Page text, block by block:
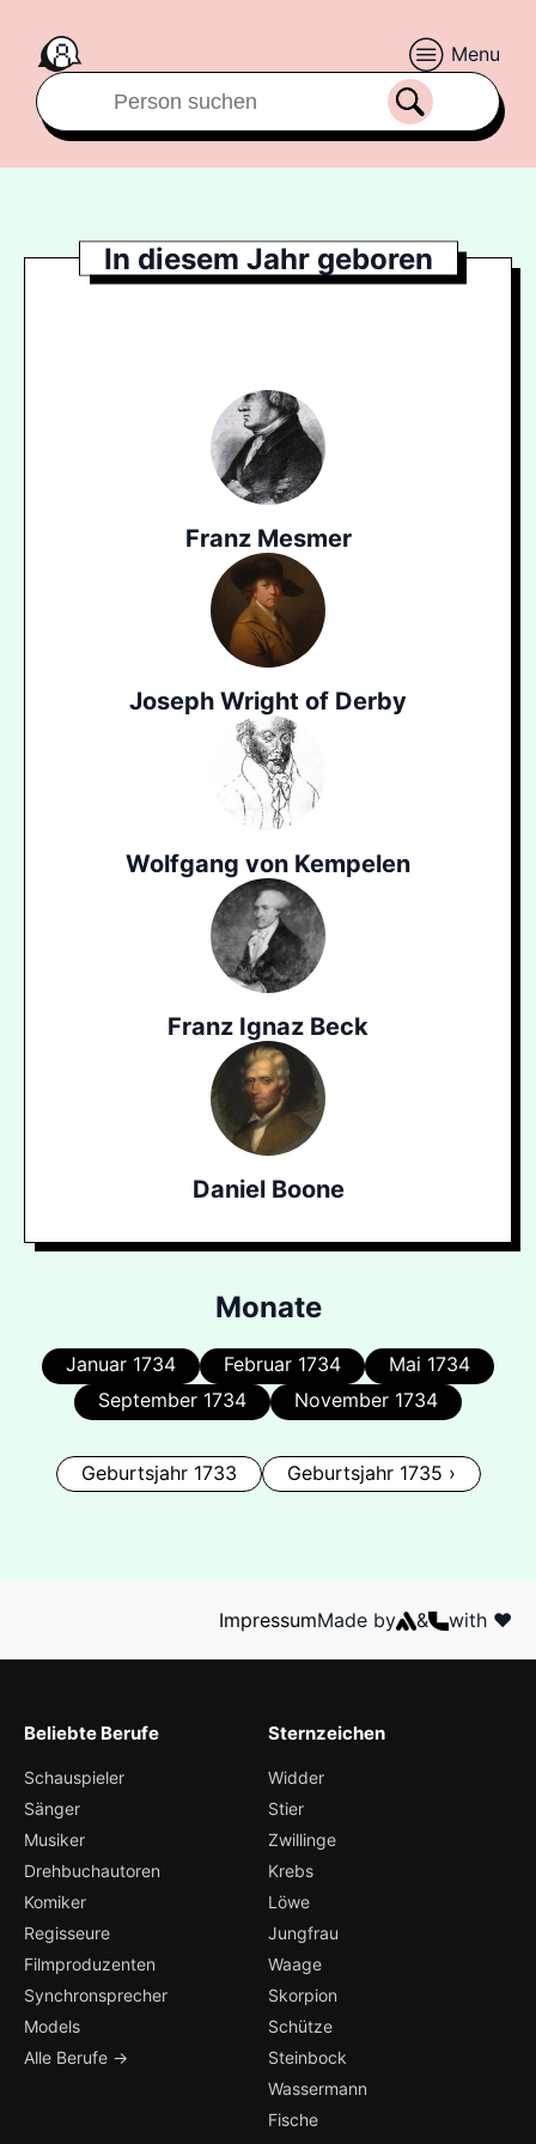
Menu
In diesem Jahr geboren
Franz Mesmer
Joseph Wright of Derby
Wolfgang von Kempelen
Franz Ignaz Beck
Daniel Boone
Monate
Januar 1734 Februar 1734
Mai 1734
September 1734
November 1734
Geburtsjahr 1733 Geburtsjahr 1735 ›
ImpressumMade by & with ❤️
Beliebte Berufe
Schauspieler
Sänger
Musiker
Drehbuchautoren
Komiker
Regisseure
Filmproduzenten
Synchronsprecher
Models
Alle Berufe →
Sternzeichen
Widder
Stier
Zwillinge
Krebs
Löwe
Jungfrau
Waage
Skorpion
Schütze
Steinbock
Wassermann
Fische